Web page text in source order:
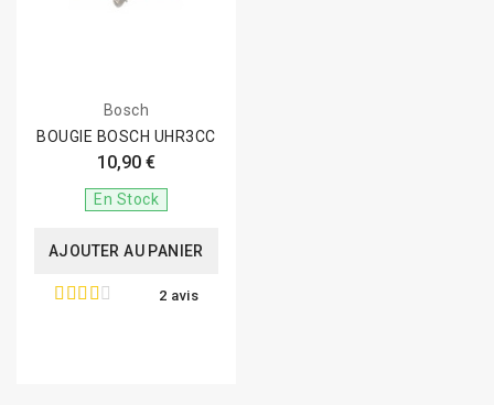
Bosch
BOUGIE BOSCH UHR3CC
10,90 €
En Stock
AJOUTER AU PANIER
2 avis